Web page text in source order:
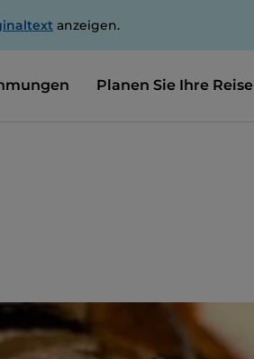
anzeigen.
Planen Sie Ihre Reise